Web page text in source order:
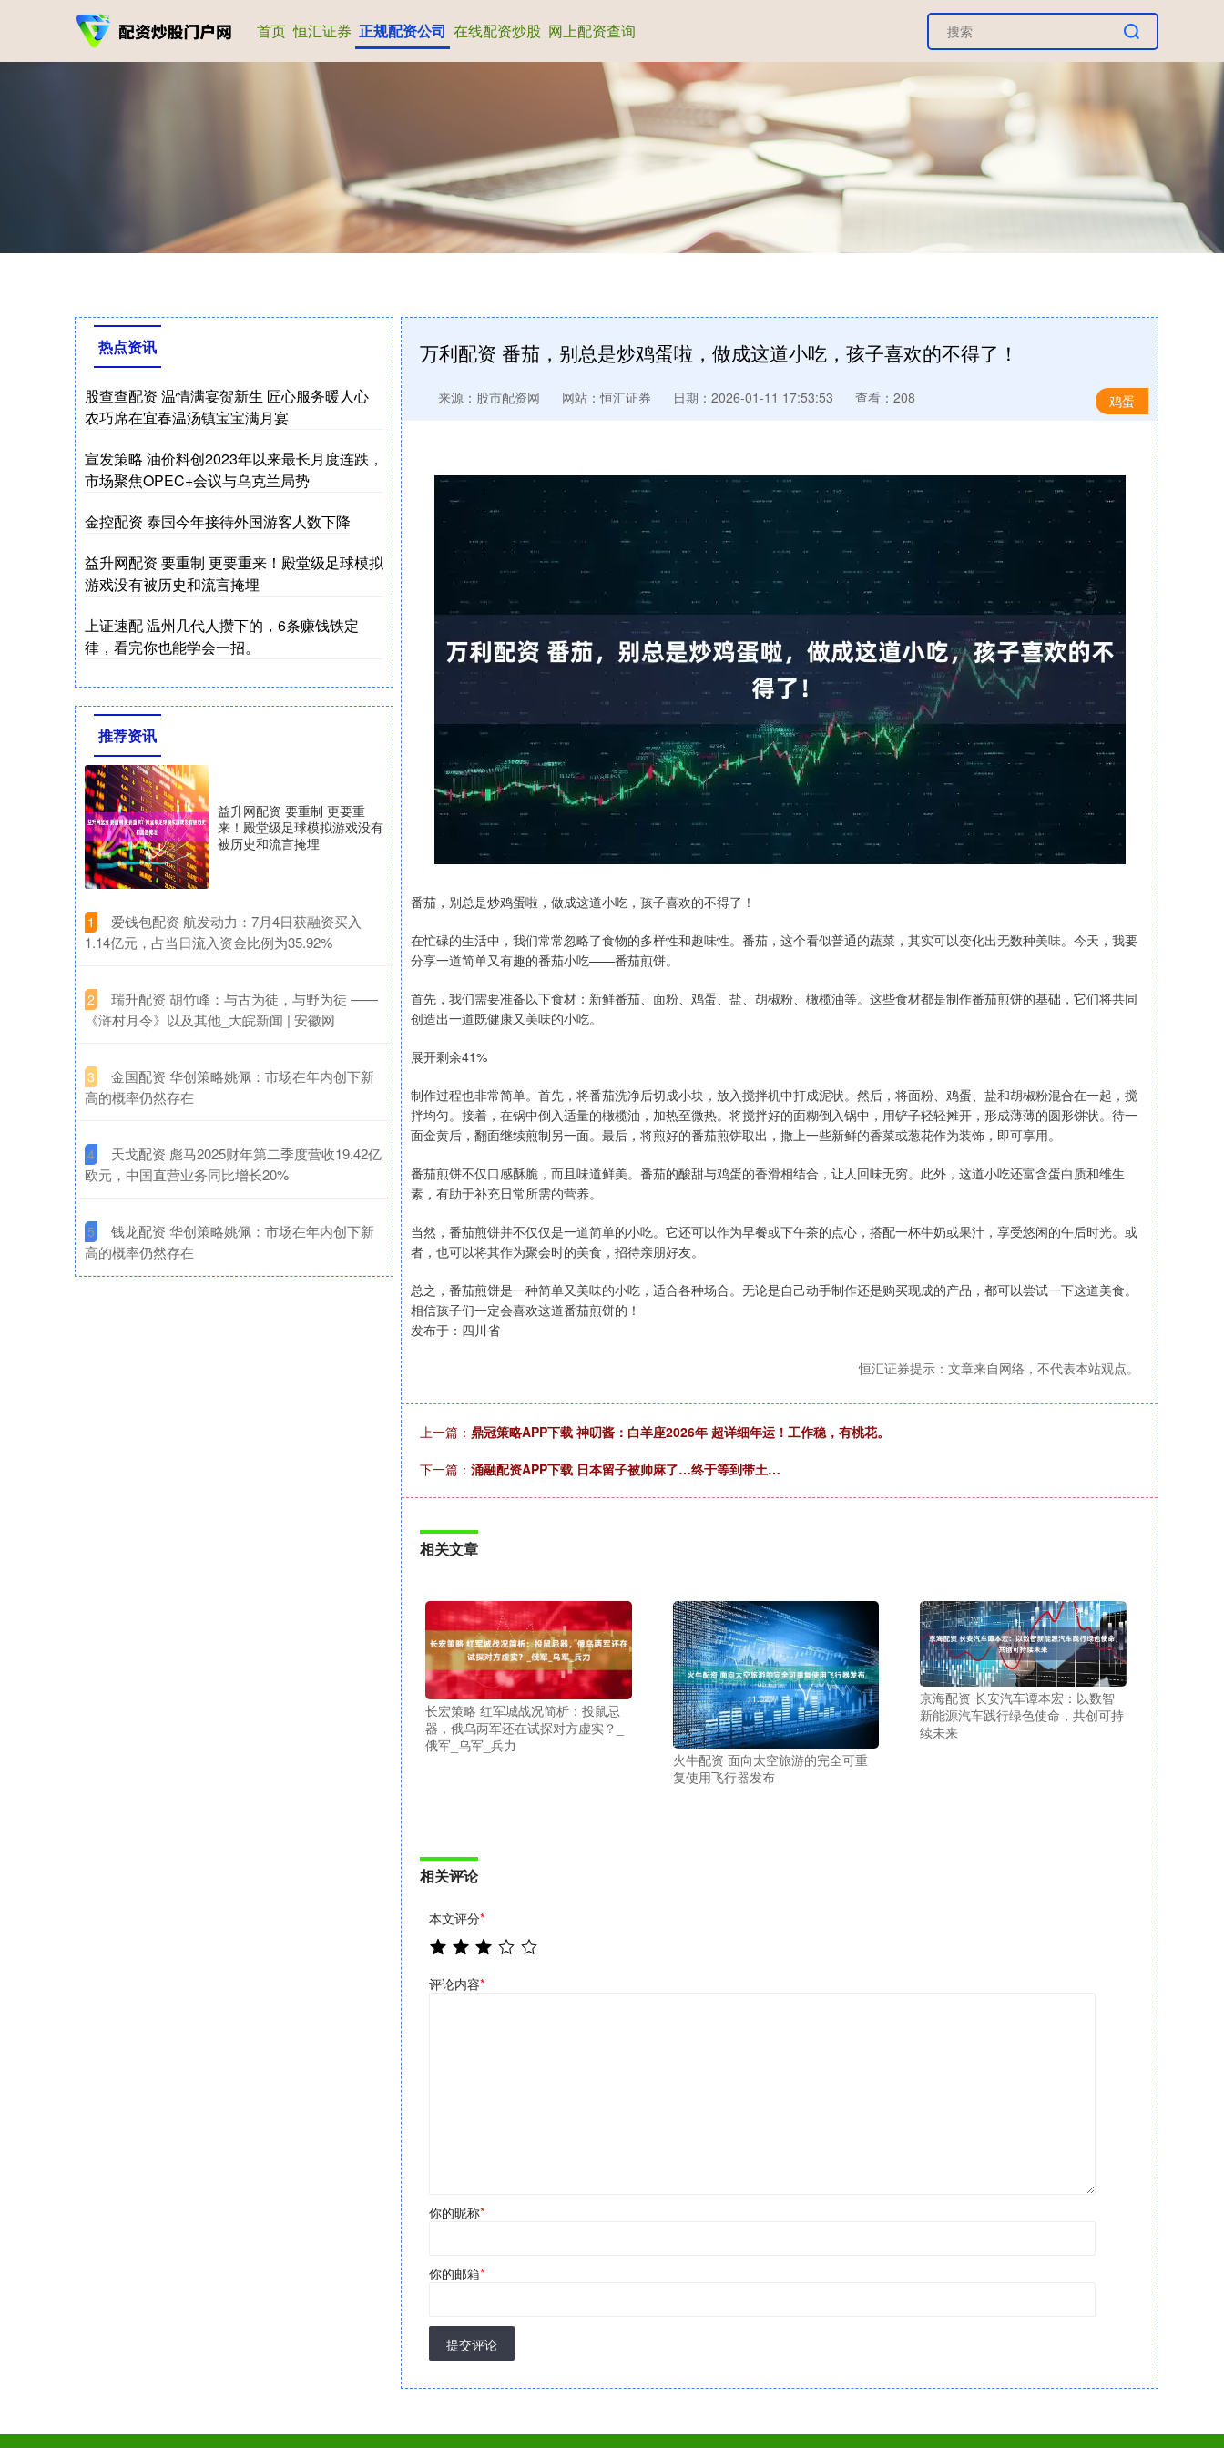
首页 恒汇证券 正规配资公司 在线配资炒股 网上配资查询
万利配资 番茄，别总是炒鸡蛋啦，做成这道小吃，孩子喜欢的不得了！
鸡蛋
来源：股市配资网 网站：恒汇证券 日期：2026-01-11 17:53:53 查看：208
番茄，别总是炒鸡蛋啦，做成这道小吃，孩子喜欢的不得了！
在忙碌的生活中，我们常常忽略了食物的多样性和趣味性。番茄，这个看似普通的蔬菜，其实可以变化出无数种美味。今天，我要
分享一道简单又有趣的番茄小吃——番茄煎饼。
首先，我们需要准备以下食材：新鲜番茄、面粉、鸡蛋、盐、胡椒粉、橄榄油等。这些食材都是制作番茄煎饼的基础，它们将共同
创造出一道既健康又美味的小吃。
展开剩余41%
制作过程也非常简单。首先，将番茄洗净后切成小块，放入搅拌机中打成泥状。然后，将面粉、鸡蛋、盐和胡椒粉混合在一起，搅
拌均匀。接着，在锅中倒入适量的橄榄油，加热至微热。将搅拌好的面糊倒入锅中，用铲子轻轻摊开，形成薄薄的圆形饼状。待一
面金黄后，翻面继续煎制另一面。最后，将煎好的番茄煎饼取出，撒上一些新鲜的香菜或葱花作为装饰，即可享用。
番茄煎饼不仅口感酥脆，而且味道鲜美。番茄的酸甜与鸡蛋的香滑相结合，让人回味无穷。此外，这道小吃还富含蛋白质和维生
素，有助于补充日常所需的营养。
当然，番茄煎饼并不仅仅是一道简单的小吃。它还可以作为早餐或下午茶的点心，搭配一杯牛奶或果汁，享受悠闲的午后时光。或
者，也可以将其作为聚会时的美食，招待亲朋好友。
总之，番茄煎饼是一种简单又美味的小吃，适合各种场合。无论是自己动手制作还是购买现成的产品，都可以尝试一下这道美食。
相信孩子们一定会喜欢这道番茄煎饼的！
发布于：四川省
恒汇证券提示：文章来自网络，不代表本站观点。
上一篇： 鼎冠策略APP下载 神叨酱：白羊座2026年 超详细年运！工作稳，有桃花。
下一篇： 涌融配资APP下载 日本留子被帅麻了…终于等到带土…
相关文章
长宏策略 红军城战况简析：投鼠忌
器，俄乌两军还在试探对方虚实？_
俄军_乌军_兵力
火牛配资 面向太空旅游的完全可重
复使用飞行器发布
京海配资 长安汽车谭本宏：以数智
新能源汽车践行绿色使命，共创可持
续未来
相关评论
本文评分*
评论内容*
你的昵称*
你的邮箱*
提交评论
热点资讯
股查查配资 温情满宴贺新生 匠心服务暖人心
农巧席在宜春温汤镇宝宝满月宴
宣发策略 油价料创2023年以来最长月度连跌，
市场聚焦OPEC+会议与乌克兰局势
金控配资 泰国今年接待外国游客人数下降
益升网配资 要重制 更要重来！殿堂级足球模拟
游戏没有被历史和流言掩埋
上证速配 温州几代人攒下的，6条赚钱铁定
律，看完你也能学会一招。
推荐资讯
益升网配资 要重制 更要重
来！殿堂级足球模拟游戏没有
被历史和流言掩埋
1
​爱钱包配资 航发动力：7月4日获融资买入
1.14亿元，占当日流入资金比例为35.92%
2
​瑞升配资 胡竹峰：与古为徒，与野为徒 ——
《浒村月令》以及其他_大皖新闻 | 安徽网
3
​金国配资 华创策略姚佩：市场在年内创下新
高的概率仍然存在
4
​天戈配资 彪马2025财年第二季度营收19.42亿
欧元，中国直营业务同比增长20%
5
​钱龙配资 华创策略姚佩：市场在年内创下新
高的概率仍然存在